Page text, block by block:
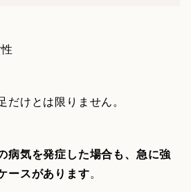
けとは限りません。
病気を発症した場合も、急に強
ースがあります。